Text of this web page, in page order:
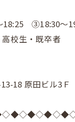
③18:30～
高校生・既卒者
18 原田ビル3Ｆ